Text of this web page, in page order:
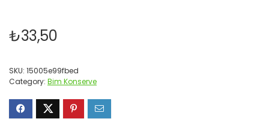
₺33,50
SKU: 15005e99fbed
Category: Bim Konserve